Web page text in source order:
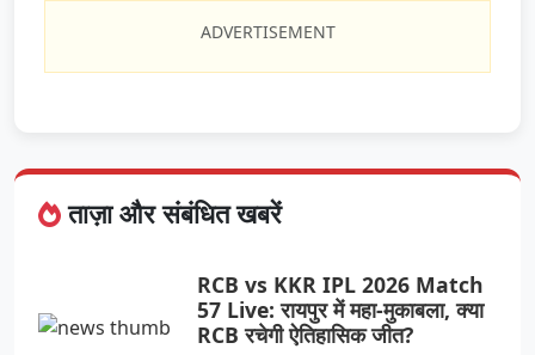
ADVERTISEMENT
ताज़ा और संबंधित खबरें
RCB vs KKR IPL 2026 Match
57 Live: रायपुर में महा-मुकाबला, क्या
RCB रचेगी ऐतिहासिक जीत?